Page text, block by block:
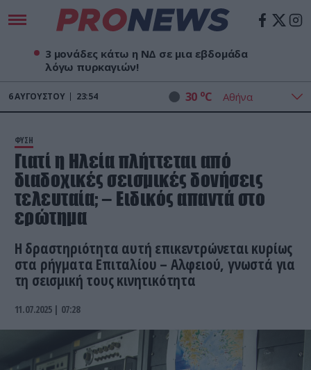
3 μονάδες κάτω η ΝΔ σε μια εβδομάδα
λόγω πυρκαγιών!
6ΑΥΓΟΎΣΤΟΥ 23:54 30 oC
ΦΥΣΗ
Γιατί η Ηλεία πλήττεται από
διαδοχικές σεισμικές δονήσεις
τελευταία; – Ειδικός απαντά στο
ερώτημα
Η δραστηριότητα αυτή επικεντρώνεται κυρίως
στα ρήγματα Επιταλίου – Αλφειού, γνωστά για
τη σεισμική τους κινητικότητα
11.07.2025 | 07:28